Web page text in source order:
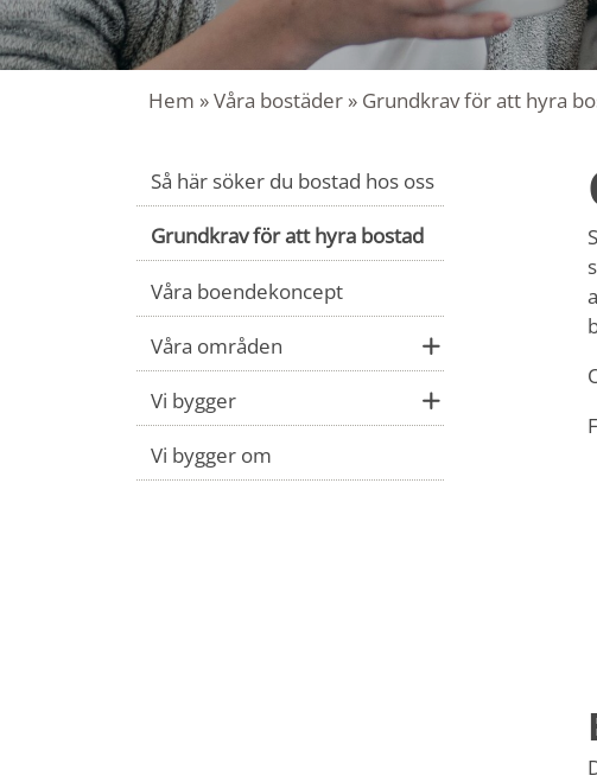
Hem »Våra bostäder» Grundkrav för att hyra
Så här söker du bostad hos oss
Grundkrav för att hyra bostad
Våra boendekoncept
Våra områden
Vi bygger
Vi bygger om